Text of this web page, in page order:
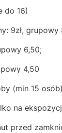
do 16)
9zł, grupowy
6,50;
4,50
(min 15
na
przed